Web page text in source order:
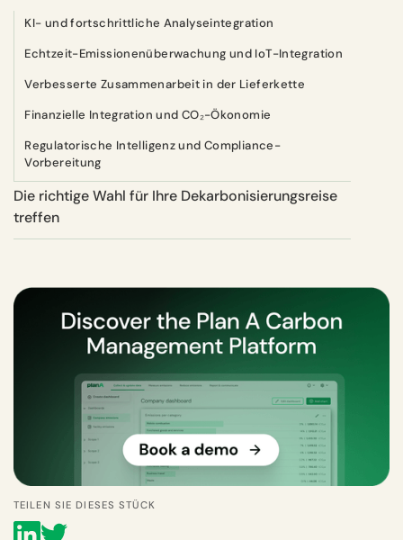
KI- und fortschrittliche Analyseintegration
Echtzeit-Emissionenüberwachung und IoT-Integration
Verbesserte Zusammenarbeit in der Lieferkette
Finanzielle Integration und CO₂-Ökonomie
Regulatorische Intelligenz und Compliance-
Vorbereitung
Die richtige Wahl für Ihre Dekarbonisierungsreise
treffen
TEILEN SIE DIESES STÜCK